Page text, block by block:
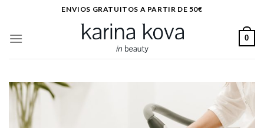
contenido
ENVIOS GRATUITOS A PARTIR DE 50€
0